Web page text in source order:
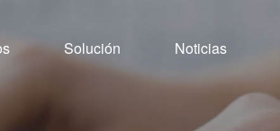
Solución Noticias